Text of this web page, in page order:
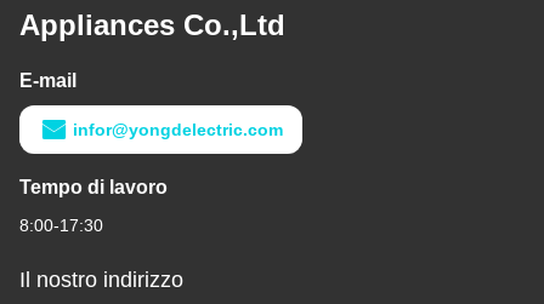
Appliances Co.,Ltd
E-mail
infor@yongdelectric.com
Tempo di lavoro
8:00-17:30
Il nostro indirizzo